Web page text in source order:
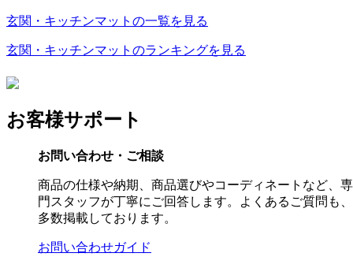
玄関・キッチンマットの一覧を見る
玄関・キッチンマットのランキングを見る
お客様サポート
お問い合わせ・ご相談
商品の仕様や納期、商品選びやコーディネートなど、専
門スタッフが丁寧にご回答します。よくあるご質問も、
多数掲載しております。
お問い合わせガイド